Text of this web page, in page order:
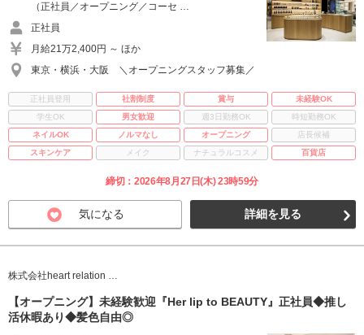
（正社員／オープニング／コーセ …
正社員
月給21万2,400円 ～ ほか
東京・横浜・大阪 ＼オープニングスタッフ募集／
正社員登用 社割制度 賞与
未経験OK
学生OK
男女歓迎 週3日勤務OK
時短勤務OK
ネイルOK
ノルマなし オープニング
店長候補
スキンケア
メイク ナチュラルコスメ 百貨店
締切：2026年8月27日(木) 23時59分
気になる 詳細を見る
株式会社heart relation …
【オープニング】未経験歓迎『Her lip to BEAUTY』正社員◆推し
活休暇あり◆髪色自由◎